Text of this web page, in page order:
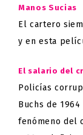
Manos Sucias
El cartero
y en esta
El salario del
Policías
Buchs de
fenómeno del